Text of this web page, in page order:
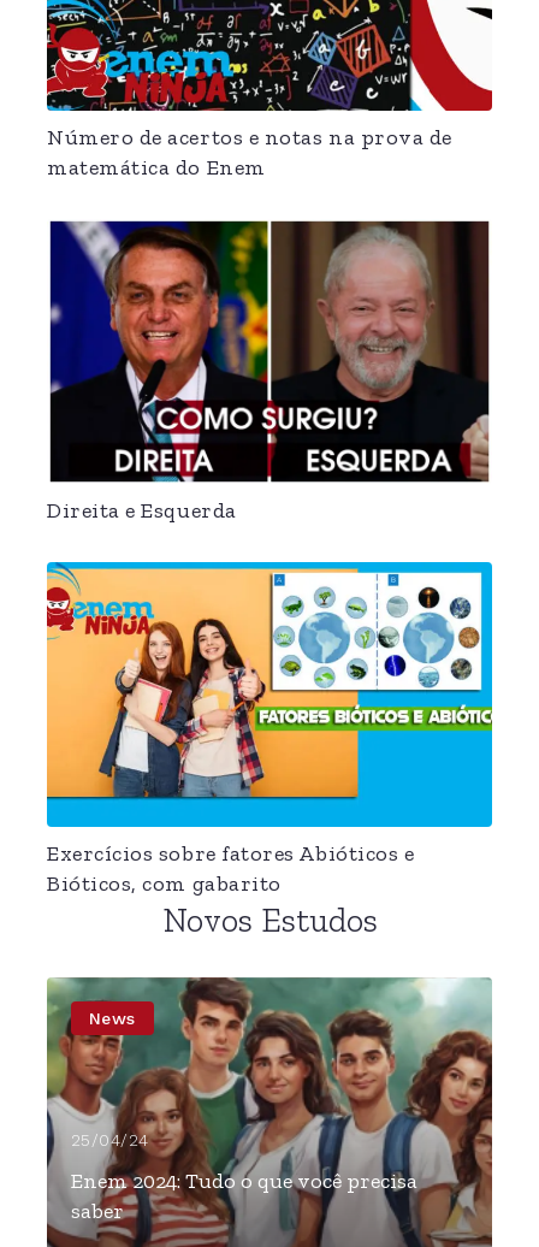
Número de acertos e notas na prova de
matemática do Enem
Direita e Esquerda
Exercícios sobre fatores Abióticos e
Bióticos, com gabarito
Novos Estudos
News
25/04/24
Enem 2024: Tudo o que você precisa
saber